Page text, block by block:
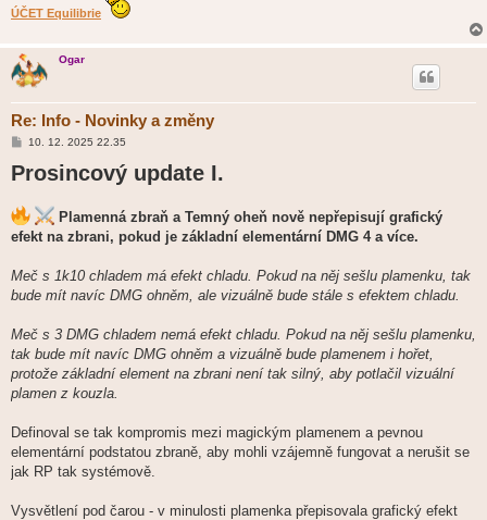
ÚČET Equilibrie
Ogar
Re: Info - Novinky a změny
P
í
s
ě
v
e
k
10. 12. 2025 22.35
Prosincový update I.
Plamenná zbraň a Temný oheň nově nepřepisují grafický
efekt na zbrani, pokud je základní elementární DMG 4 a více.
Meč s 1k10 chladem má efekt chladu. Pokud na něj sešlu plamenku, tak
bude mít navíc DMG ohněm, ale vizuálně bude stále s efektem chladu.
Meč s 3 DMG chladem nemá efekt chladu. Pokud na něj sešlu plamenku,
tak bude mít navíc DMG ohněm a vizuálně bude plamenem i hořet,
protože základní element na zbrani není tak silný, aby potlačil vizuální
plamen z kouzla.
Definoval se tak kompromis mezi magickým plamenem a pevnou
elementární podstatou zbraně, aby mohli vzájemně fungovat a nerušit se
jak RP tak systémově.
Vysvětlení pod čarou - v minulosti plamenka přepisovala grafický efekt